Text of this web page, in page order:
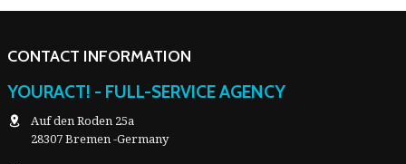
CONTACT INFORMATION
YOURACT! - FULL-SERVICE AGENCY
Auf den Roden 25a
28307 Bremen -Germany